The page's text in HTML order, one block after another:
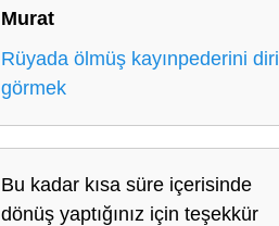
Murat
Rüyada ölmüş kayınpederini diri
görmek
Bu kadar kısa süre içerisinde
dönüş yaptığınız için teşekkür